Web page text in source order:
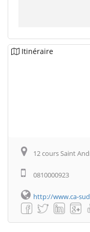
Itinéraire
12 cours Saint
0810000923
http://www.ca-